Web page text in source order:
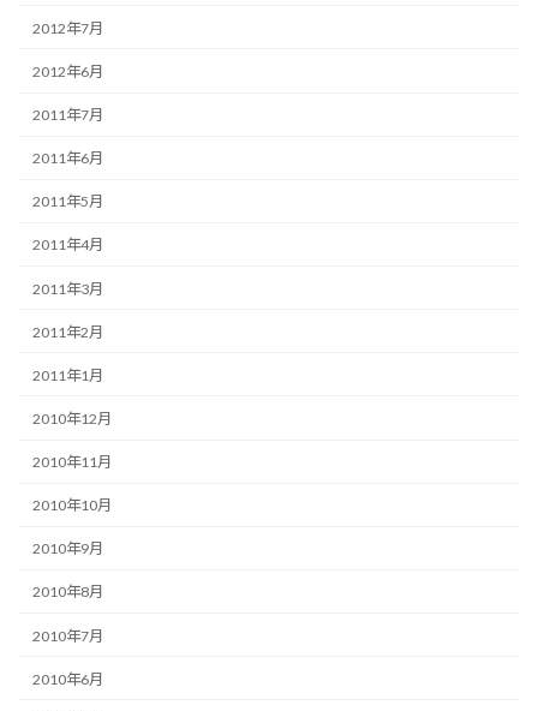
2012年7月
2012年6月
2011年7月
2011年6月
2011年5月
2011年4月
2011年3月
2011年2月
2011年1月
2010年12月
2010年11月
2010年10月
2010年9月
2010年8月
2010年7月
2010年6月